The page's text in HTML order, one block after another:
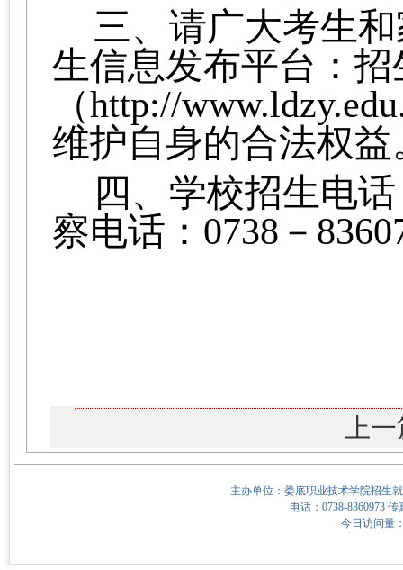
三、 请广大考生
生信息发布平台：
（http://
维护自身的合法权益
四、 学校招生电
察电话： 0738 －
上
主办单位：娄底职业技术学院招生
电话：0738-8360973
今日访问量